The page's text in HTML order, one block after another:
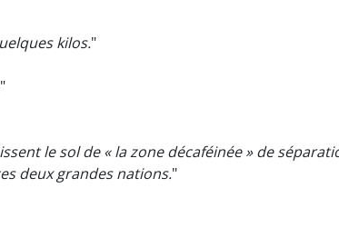
kilos."
"
le sol de « la zone décaféinée » de
deux grandes nations."